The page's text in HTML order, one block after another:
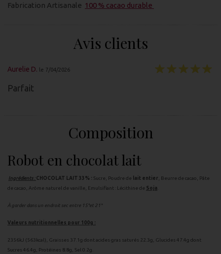
Fabrication Artisanale 100 % cacao durable
Avis clients
Aurelie D. le 7/04/2026
Parfait
Composition
Robot en chocolat lait
Ingrédients :CHOCOLAT LAIT 33% : Sucre, Poudre de lait entier , Beurre de cacao, Pâte
de cacao, Arôme naturel de vanille, Emulsifiant : Lécithine de Soja
À garder dans un endroit sec entre 15°et 21°
Valeurs nutritionnelles pour 100g :
2356kJ (563kcal), Graisses 37.1g dont acides gras saturés 22.3g, Glucides 47.4g dont
Sucres 46.4g, Protéines 8.8g, Sel 0.2g.